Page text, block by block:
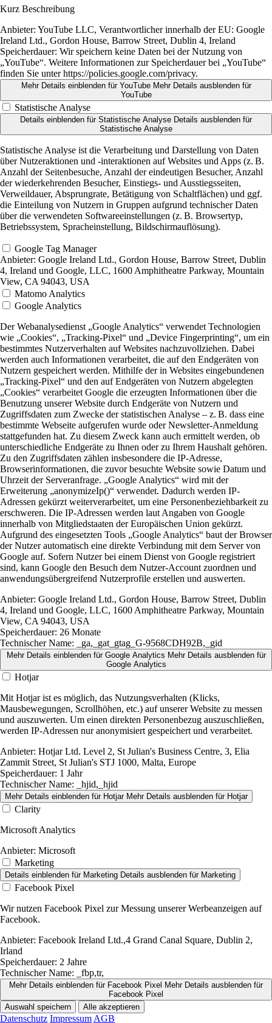
Kurz Beschreibung
Anbieter: YouTube LLC, Verantwortlicher innerhalb der EU: Google
Ireland Ltd., Gordon House, Barrow Street, Dublin 4, Ireland
Speicherdauer: Wir speichern keine Daten bei der Nutzung von
„YouTube“. Weitere Informationen zur Speicherdauer bei „YouTube“
finden Sie unter https://policies.google.com/privacy.
Mehr Details einblendenfür YouTube Mehr Details ausblendenfür
YouTube
Statistische Analyse
Details einblenden für Statistische Analyse Details ausblenden für
Statistische Analyse
Statistische Analyse ist die Verarbeitung und Darstellung von Daten
über Nutzeraktionen und -interaktionen auf Websites und Apps (z. B.
Anzahl der Seitenbesuche, Anzahl der eindeutigen Besucher, Anzahl
der wiederkehrenden Besucher, Einstiegs- und Ausstiegsseiten,
Verweildauer, Absprungrate, Betätigung von Schaltflächen) und ggf.
die Einteilung von Nutzern in Gruppen aufgrund technischer Daten
über die verwendeten Softwareeinstellungen (z. B. Browsertyp,
Betriebssystem, Spracheinstellung, Bildschirmauflösung).
Google Tag Manager
Anbieter: Google Ireland Ltd., Gordon House, Barrow Street, Dublin
4, Ireland und Google, LLC, 1600 Amphitheatre Parkway, Mountain
View, CA 94043, USA
Matomo Analytics
Google Analytics
Der Webanalysedienst „Google Analytics“ verwendet Technologien
wie „Cookies“, „Tracking-Pixel“ und „Device Fingerprinting“, um ein
bestimmtes Nutzerverhalten auf Websites nachzuvollziehen. Dabei
werden auch Informationen verarbeitet, die auf den Endgeräten von
Nutzern gespeichert werden. Mithilfe der in Websites eingebundenen
„Tracking-Pixel“ und den auf Endgeräten von Nutzern abgelegten
„Cookies“ verarbeitet Google die erzeugten Informationen über die
Benutzung unserer Website durch Endgeräte von Nutzern und
Zugriffsdaten zum Zwecke der statistischen Analyse – z. B. dass eine
bestimmte Webseite aufgerufen wurde oder Newsletter-Anmeldung
stattgefunden hat. Zu diesem Zweck kann auch ermittelt werden, ob
unterschiedliche Endgeräte zu Ihnen oder zu Ihrem Haushalt gehören.
Zu den Zugriffsdaten zählen insbesondere die IP-Adresse,
Browserinformationen, die zuvor besuchte Website sowie Datum und
Uhrzeit der Serveranfrage. „Google Analytics“ wird mit der
Erweiterung „anonymizeIp()“ verwendet. Dadurch werden IP-
Adressen gekürzt weiterverarbeitet, um eine Personenbeziehbarkeit zu
erschweren. Die IP-Adressen werden laut Angaben von Google
innerhalb von Mitgliedstaaten der Europäischen Union gekürzt.
Aufgrund des eingesetzten Tools „Google Analytics“ baut der Browser
der Nutzer automatisch eine direkte Verbindung mit dem Server von
Google auf. Sofern Nutzer bei einem Dienst von Google registriert
sind, kann Google den Besuch dem Nutzer-Account zuordnen und
anwendungsübergreifend Nutzerprofile erstellen und auswerten.
Anbieter: Google Ireland Ltd., Gordon House, Barrow Street, Dublin
4, Ireland und Google, LLC, 1600 Amphitheatre Parkway, Mountain
View, CA 94043, USA
Speicherdauer: 26 Monate
Technischer Name: _ga,_gat_gtag_G-9568CDH92B,_gid
Mehr Details einblendenfür Google Analytics Mehr Details ausblendenfür
Google Analytics
Hotjar
Mit Hotjar ist es möglich, das Nutzungsverhalten (Klicks,
Mausbewegungen, Scrollhöhen, etc.) auf unserer Website zu messen
und auszuwerten. Um einen direkten Personenbezug auszuschließen,
werden IP-Adressen nur anonymisiert gespeichert und verarbeitet.
Anbieter: Hotjar Ltd. Level 2, St Julian's Business Centre, 3, Elia
Zammit Street, St Julian's STJ 1000, Malta, Europe
Speicherdauer: 1 Jahr
Technischer Name: _hjid,_hjid
Mehr Details einblenden für Hotjar Mehr Details ausblenden für Hotjar
Clarity
Microsoft Analytics
Anbieter: Microsoft
Marketing
Details einblenden für Marketing Details ausblenden für Marketing
Facebook Pixel
Wir nutzen Facebook Pixel zur Messung unserer Werbeanzeigen auf
Facebook.
Anbieter: Facebook Ireland Ltd.,4 Grand Canal Square, Dublin 2,
Irland
Speicherdauer: 2 Jahre
Technischer Name: _fbp,tr,
Mehr Details einblenden für Facebook Pixel Mehr Details ausblenden für
Facebook Pixel
Auswahl speichern
Alle akzeptieren
Datenschutz Impressum AGB